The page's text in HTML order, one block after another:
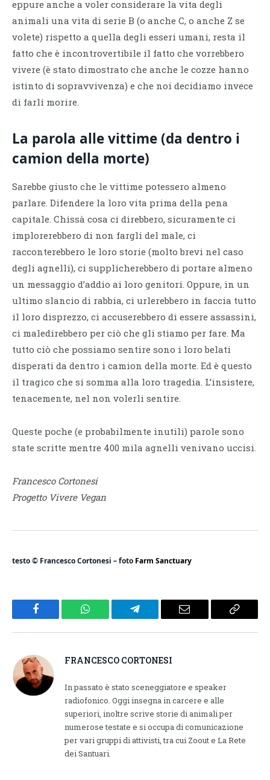
eppure anche a voler considerare la vita degli
animali una vita di serie B (o anche C, o anche Z se
volete) rispetto a quella degli esseri umani, resta il
fatto che è incontrovertibile il fatto che vorrebbero
vivere (è stato dimostrato che anche le cozze hanno
istinto di sopravvivenza) e che noi decidiamo invece
di farli morire.
La parola alle vittime (da dentro i
camion della morte)
Sarebbe giusto che le vittime potessero almeno
parlare. Difendere la loro vita prima della pena
capitale. Chissà cosa ci direbbero, sicuramente ci
implorerebbero di non fargli del male, ci
racconterebbero le loro storie (molto brevi nel caso
degli agnelli), ci supplicherebbero di portare almeno
un messaggio d’addio ai loro genitori. Oppure, in un
ultimo slancio di rabbia, ci urlerebbero in faccia tutto
il loro disprezzo, ci accuserebbero di essere assassini,
ci maledirebbero per ciò che gli stiamo per fare. Ma
tutto ciò che possiamo sentire sono i loro belati
disperati da dentro i camion della morte. Ed è questo
il tragico che si somma alla loro tragedia. L’insistere,
tenacemente, nel non volerli sentire.
Queste poche (e probabilmente inutili) parole sono
state scritte mentre 400 mila agnelli venivano uccisi.
Francesco Cortonesi
Progetto Vivere Vegan
testo © Francesco Cortonesi – foto Farm Sanctuary
Facebook WhatsApp Telegram Email
Copy
FRANCESCO CORTONESI
In passato è stato sceneggiatore e speaker
radiofonico. Oggi insegna in carcere e alle
superiori, inoltre scrive storie di animali per
numerose testate e si occupa di comunicazione
per vari gruppi di attivisti, tra cui Zoout e La Rete
dei Santuari.